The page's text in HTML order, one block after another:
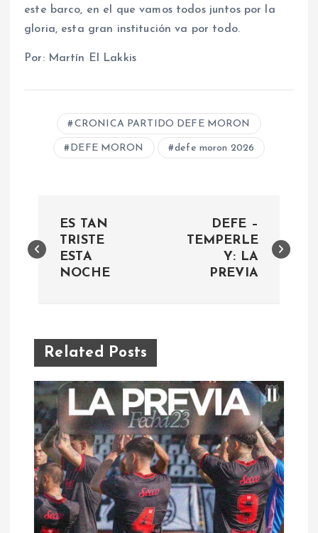
este barco, en el que vamos todos juntos por la
gloria, esta gran institución va por todo.
Por: Martín El Lakkis
CRONICA PARTIDO DEFE MORON
DEFE MORON defe moron 2026
a
a
c
ó
n
ES TAN
TRISTE
ESTA
NOCHE
DEFE –
TEMPERLE
Y: LA
PREVIA
Related Posts